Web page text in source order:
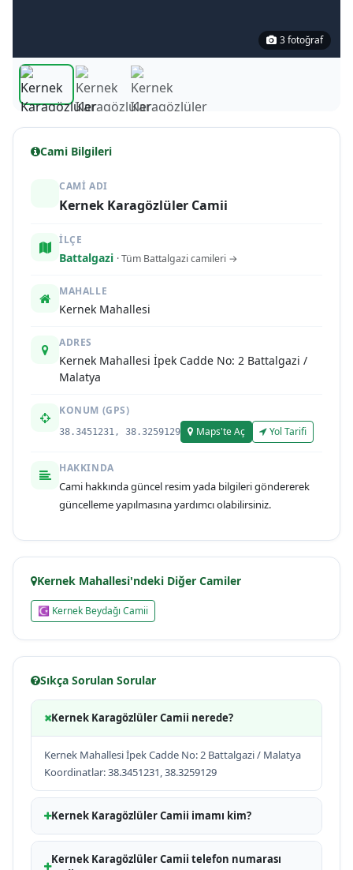
3 fotoğraf
Cami Bilgileri
CAMI ADI
Kernek Karagözlüler Camii
İLÇE
Battalgazi · Tüm Battalgazi camileri →
MAHALLE
Kernek Mahallesi
ADRES
Kernek Mahallesi İpek Cadde No: 2 Battalgazi /
Malatya
KONUM (GPS)
38.3451231, 38.3259129 Maps'te Aç Yol Tarifi
HAKKINDA
Cami hakkında güncel resim yada bilgileri göndererek
güncelleme yapılmasına yardımcı olabilirsiniz.
Kernek Mahallesi'ndeki Diğer Camiler
☪ Kernek Beydağı Camii
Sıkça Sorulan Sorular
Kernek Karagözlüler Camii nerede?
Kernek Mahallesi İpek Cadde No: 2 Battalgazi / Malatya
Koordinatlar: 38.3451231, 38.3259129
Kernek Karagözlüler Camii imamı kim?
Kernek Karagözlüler Camii telefon numarası